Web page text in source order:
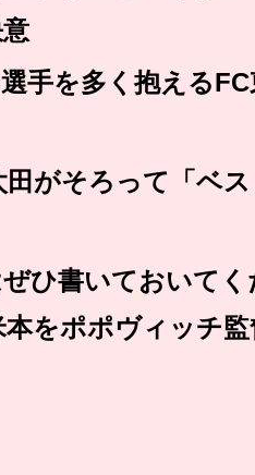
手を多く抱える
田がそろって「ベ
ひ書いておいて
をポポヴィッチ